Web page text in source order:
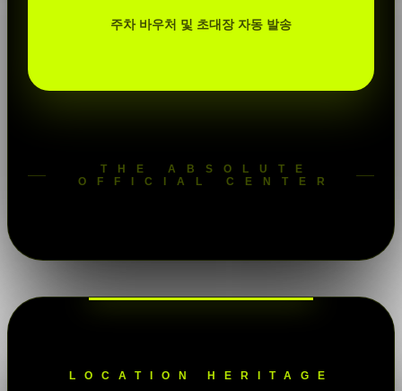
주차 바우처 및 초대장 자동 발송
THE ABSOLUTE
OFFICIAL CENTER
LOCATION HERITAGE